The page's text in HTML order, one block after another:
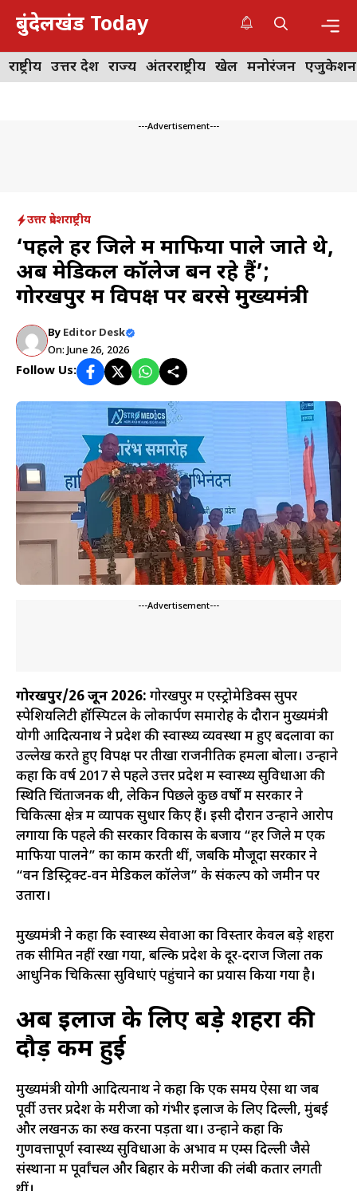
Skip
content
बुंदेलखंड Today
राष्ट्रीय उत्तर प्रदेश राज्य अंतरराष्ट्रीय खेल मनोरंजन एजुकेशन
---Advertisement---
उत्तर प्रदेशराष्ट्रीय
‘पहले हर जिले में माफिया पाले जाते थे,
अब मेडिकल कॉलेज बन रहे हैं’;
गोरखपुर में विपक्ष पर बरसे मुख्यमंत्री
By Editor Desk
On: June 26, 2026
Follow Us:
---Advertisement---
गोरखपुर/26 जून 2026: गोरखपुर में एस्ट्रोमेडिक्स सुपर
स्पेशियलिटी हॉस्पिटल के लोकार्पण समारोह के दौरान मुख्यमंत्री
योगी आदित्यनाथ ने प्रदेश की स्वास्थ्य व्यवस्था में हुए बदलावों का
उल्लेख करते हुए विपक्ष पर तीखा राजनीतिक हमला बोला। उन्होंने
कहा कि वर्ष 2017 से पहले उत्तर प्रदेश में स्वास्थ्य सुविधाओं की
स्थिति चिंताजनक थी, लेकिन पिछले कुछ वर्षों में सरकार ने
चिकित्सा क्षेत्र में व्यापक सुधार किए हैं। इसी दौरान उन्होंने आरोप
लगाया कि पहले की सरकारें विकास के बजाय “हर जिले में एक
माफिया पालने” का काम करती थीं, जबकि मौजूदा सरकार ने
“वन डिस्ट्रिक्ट-वन मेडिकल कॉलेज” के संकल्प को जमीन पर
उतारा।
मुख्यमंत्री ने कहा कि स्वास्थ्य सेवाओं का विस्तार केवल बड़े शहरों
तक सीमित नहीं रखा गया, बल्कि प्रदेश के दूर-दराज जिलों तक
आधुनिक चिकित्सा सुविधाएं पहुंचाने का प्रयास किया गया है।
अब इलाज के लिए बड़े शहरों की
दौड़ कम हुई
मुख्यमंत्री योगी आदित्यनाथ ने कहा कि एक समय ऐसा था जब
पूर्वी उत्तर प्रदेश के मरीजों को गंभीर इलाज के लिए दिल्ली, मुंबई
और लखनऊ का रुख करना पड़ता था। उन्होंने कहा कि
गुणवत्तापूर्ण स्वास्थ्य सुविधाओं के अभाव में एम्स दिल्ली जैसे
संस्थानों में पूर्वांचल और बिहार के मरीजों की लंबी कतारें लगती